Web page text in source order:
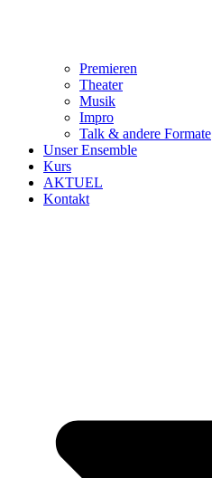
Premieren
Theater
Musik
Impro
Talk & andere Formate
Unser Ensemble
Kurs
AKTUEL
Kontakt